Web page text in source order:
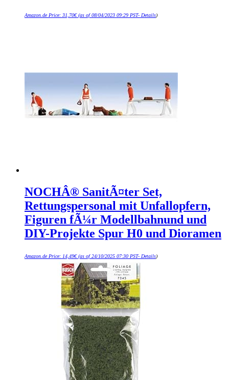
Amazon.de Price: 31,70€(as of 08/04/2023 09:29 PST- Details)
NOCHÂ® SanitÃ¤ter Set,
Rettungspersonal mit Unfallopfern,
Figuren fÃ¼r Modellbahnund und
DIY-Projekte Spur H0 und Dioramen
Amazon.de Price: 14,49€(as of 24/10/2025 07:30 PST- Details)